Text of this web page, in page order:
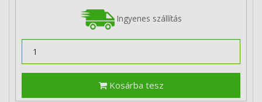
Ingyenes szállítás
Kosárba tesz